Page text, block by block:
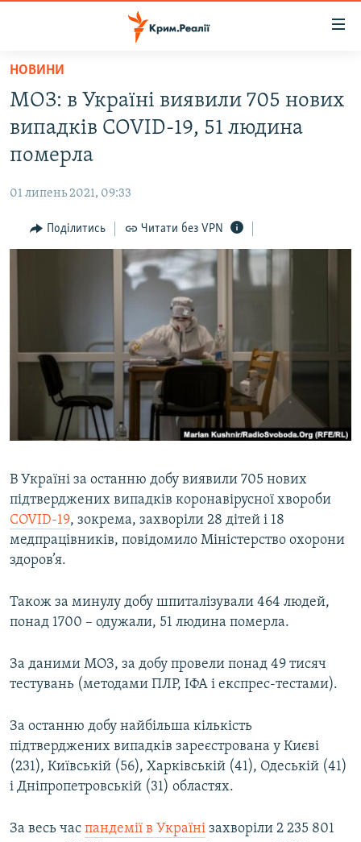
Перейти
основного
матеріалу
до
основної
Перейти
до
БЛОГИ
ПОГЛЯД
ДЕПОРТАЦІЯ
ВІДЕОУРОКИ «ELIFBE»
СВІДЧЕННЯ ОКУПАЦІЇ
УКРАЇНСЬКА ПРОБЛЕМА КРИМУ
ЯК ОБІЙТИ БЛОКУВАННЯ
Русский
Qırımtatar
Усі сайти RFE/RL
НОВИНИ
МОЗ: в Україні виявили 705 нових
випадків COVID-19, 51 людина
померла
01 липень 2021, 09:33
Поділитись Читати без VPN
В Україні за останню добу виявили 705 нових
підтверджених випадків коронавірусної хвороби
COVID-19, зокрема, захворіли 28 дітей і 18
медпрацівників, повідомило Міністерство охорони
здоров’я.
Також за минулу добу шпиталізували 464 людей,
понад 1700 – одужали, 51 людина померла.
За даними МОЗ, за добу провели понад 49 тисяч
тестувань (методами ПЛР, ІФА і експрес-тестами).
За останню добу найбільша кількість
підтверджених випадків зареєстрована у Києві
(231), Київській (56), Харківській (41), Одеській (41)
і Дніпропетровській (31) областях.
За весь час пандемії в Україні захворіли 2 235 801